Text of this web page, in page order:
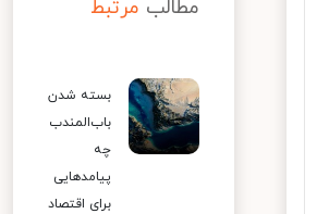
مطالب مرتبط
بسته شدن
باب‌المندب
چه
پیامدهایی
برای اقتصاد